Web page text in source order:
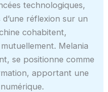
technologiques,
réflexion sur un
cohabitent,
Melania
se positionne comme
apportant une